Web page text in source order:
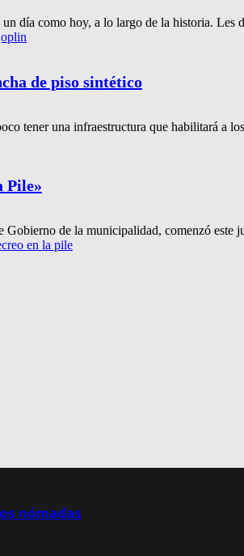
día como hoy, a lo largo de la historia. Les
de piso sintético
tener una infraestructura que habilitará a
Pile»
Gobierno de la municipalidad, comenzó este
en la pile
nómadas